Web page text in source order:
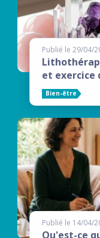
Publié le 29/04/
et exercice
Bien-être
Publié le 14/04/
Qu'est-ce